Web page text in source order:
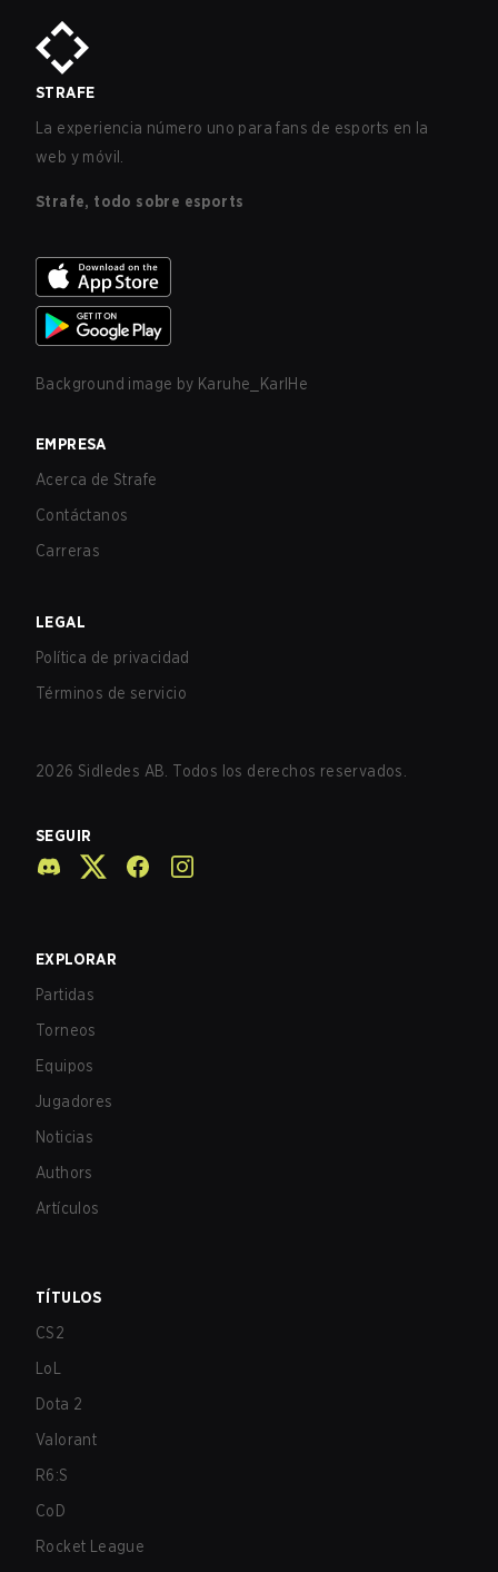
STRAFE
La experiencia número uno para fans de esports en la
web y móvil.
Strafe, todo sobre esports
Background image by Karuhe_KarlHe
EMPRESA
Acerca de Strafe
Contáctanos
Carreras
LEGAL
Política de privacidad
Términos de servicio
2026 Sidledes AB. Todos los derechos reservados.
SEGUIR
EXPLORAR
Partidas
Torneos
Equipos
Jugadores
Noticias
Authors
Artículos
TÍTULOS
CS2
LoL
Dota 2
Valorant
R6:S
CoD
Rocket League